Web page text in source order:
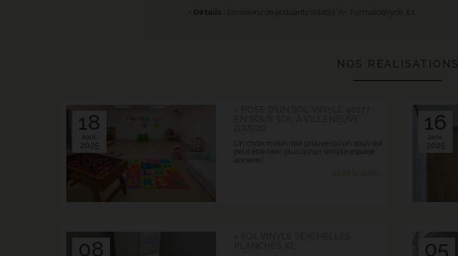
- Détails :
Emissions de polluants volatils: A+, Formaldéhyde: E1.
NOS RÉALISATIONS
18
Août.
2025
Un choix malin, qui prouve qu'un sous-sol
peut être bien plus qu'un simple espace
annexe !
> Lire la suite...
16
Janv.
2025
08 05